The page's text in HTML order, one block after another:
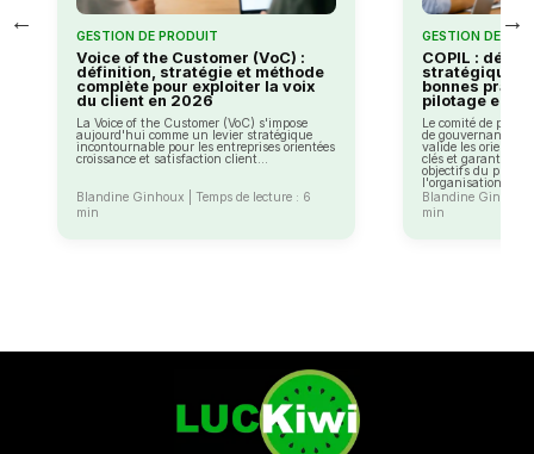
←
GESTION DE PRODUIT
Voice of the Customer (VoC) :
définition, stratégie et méthode
complète pour exploiter la voix
du client en 2026
La Voice of the Customer (VoC) s'impose
aujourd'hui comme un levier stratégique
incontournable pour les entreprises orientées
croissance et satisfaction client...
Blandine Ginhoux | Temps de lecture : 6
min
GESTION DE
COPIL :
stratégique,
bonnes
pilotage en
Le comité de
de gouvernance
valide les
clés et garantit
objectifs du projet
l'organisation.
Blandine Ginhoux
min
→